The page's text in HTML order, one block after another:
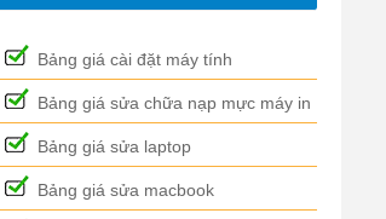
Bảng giá cài đặt máy tính
Bảng giá sửa chữa nạp mực máy in
Bảng giá sửa laptop
Bảng giá sửa macbook